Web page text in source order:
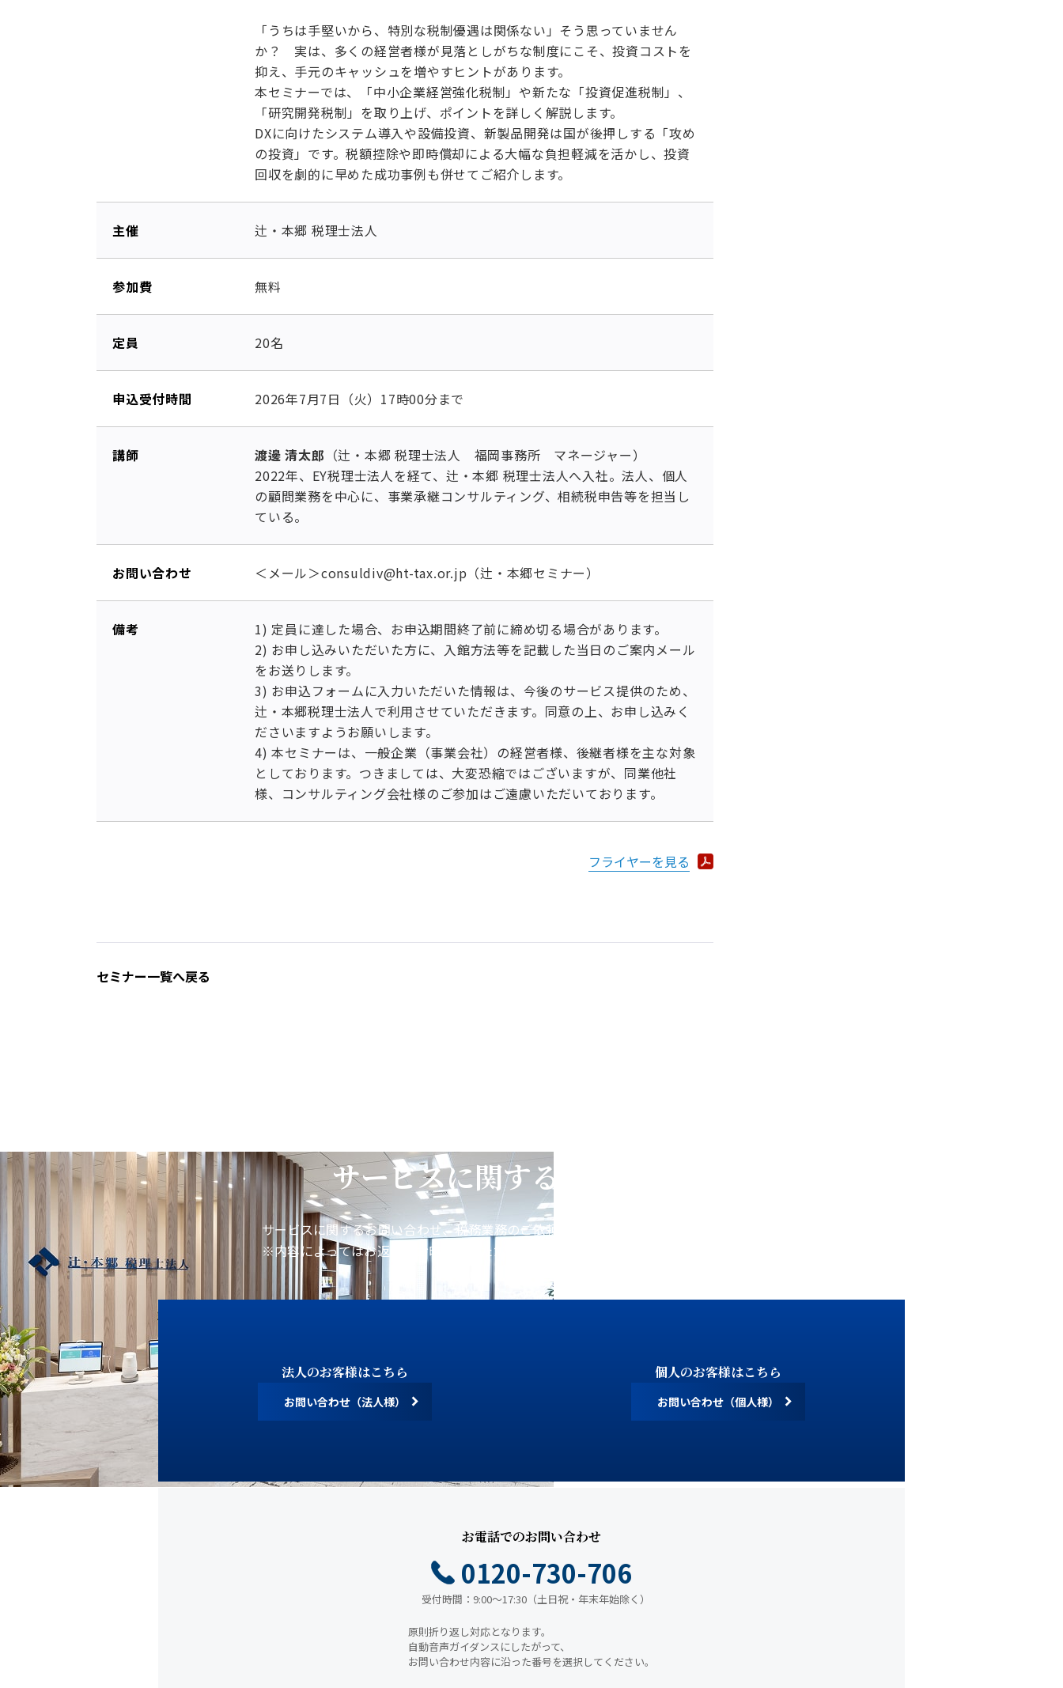
「うちは手堅いから、特別な税制優遇は関係ない」そう思っていません
か？ 実は、多くの経営者様が見落としがちな制度にこそ、投資コストを
抑え、手元のキャッシュを増やすヒントがあります。
本セミナーでは、「中小企業経営強化税制」や新たな「投資促進税制」、
「研究開発税制」を取り上げ、ポイントを詳しく解説します。
DXに向けたシステム導入や設備投資、新製品開発は国が後押しする「攻め
の投資」です。税額控除や即時償却による大幅な負担軽減を活かし、投資
回収を劇的に早めた成功事例も併せてご紹介します。
主催 辻・本郷 税理士法人
参加費 無料
定員 20名
申込受付時間 2026年7月7日（火）17時00分まで
講師 渡邊 清太郎 （辻・本郷 税理士法人 福岡事務所 マネージャー）
2022年、EY税理士法人を経て、辻・本郷 税理士法人へ入社。法人、個人
の顧問業務を中心に、事業承継コンサルティング、相続税申告等を担当し
ている。
お問い合わせ ＜メール＞consuldiv@ht-tax.or.jp（辻・本郷セミナー）
備考
1) 定員に達した場合、お申込期間終了前に締め切る場合があります。
2) お申し込みいただいた方に、入館方法等を記載した当日のご案内メール
をお送りします。
3) お申込フォームに入力いただいた情報は、今後のサービス提供のため、
辻・本郷税理士法人で利用させていただきます。同意の上、お申し込みく
ださいますようお願いします。
4) 本セミナーは、一般企業（事業会社）の経営者様、後継者様を主な対象
としております。つきましては、大変恐縮ではございますが、同業他社
様、コンサルティング会社様のご参加はご遠慮いただいております。
フライヤーを見る
セミナー一覧へ戻る
サービスに関するお問い合わせ
サービスに関するお問い合わせ、税務業務のご依頼などをお受けしております。
※内容によってはお返事にお時間をいただく場合がございます。あらかじめご了承ください。
法人のお客様はこちら
お問い合わせ（法人様）
個人のお客様はこちら
お問い合わせ（個人様）
お電話でのお問い合わせ
0120-730-706
受付時間：9:00～17:30（土日祝・年末年始除く）
原則折り返し対応となります。
自動音声ガイダンスにしたがって、
お問い合わせ内容に沿った番号を選択してください。